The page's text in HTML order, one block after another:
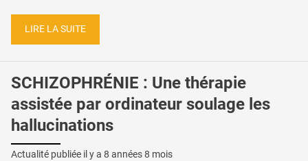
LIRE LA SUITE
SCHIZOPHRÉNIE : Une thérapie
assistée par ordinateur soulage les
hallucinations
Actualité publiée il y a 8 années 8 mois